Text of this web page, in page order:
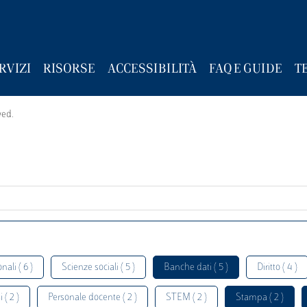
RISORSE ACCESSIBILITÀ FAQ E GUIDE
( 6 ) Scienze sociali ( 5 ) Banche dati ( 5 ) Diritto ( 4 )
( 2 ) Personale docente ( 2 ) STEM ( 2 ) Stampa ( 2 )